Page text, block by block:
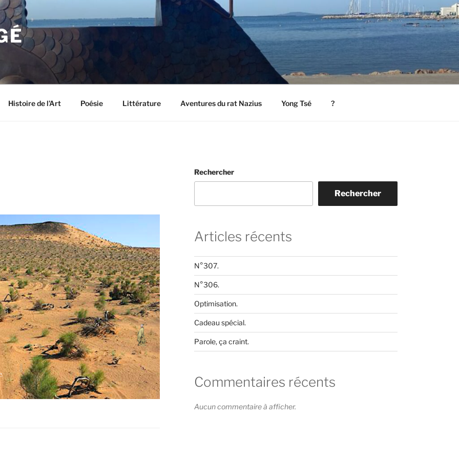
Histoire de l’Art Poésie Littérature Aventures du rat Nazius Yong Tsé ?
Rechercher
Rechercher
Articles récents
N°307.
N°306.
Optimisation.
Cadeau spécial.
Parole, ça craint.
Commentaires récents
Aucun commentaire à afficher.